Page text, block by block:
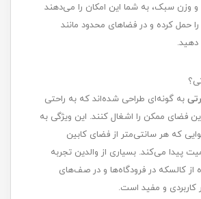
وزن سبک، به شما این امکان را می‌دهند
حمل کرده و در فضاهای محدود مانند
دهید.
به گونه‌ای طراحی شده‌اند که به راحتی
فضای ممکن را اشغال کنند. این ویژگی به
که هر سانتی‌متر از فضای کابین
پیدا می‌کند. بسیاری از والدین تجربه
از کالسکه در فرودگاه‌ها و در صف‌های
کاربردی و مفید است.